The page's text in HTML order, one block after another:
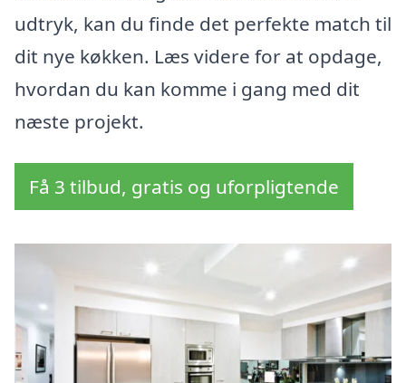
udtryk, kan du finde det perfekte match til
dit nye køkken. Læs videre for at opdage,
hvordan du kan komme i gang med dit
næste projekt.
Få 3 tilbud, gratis og uforpligtende